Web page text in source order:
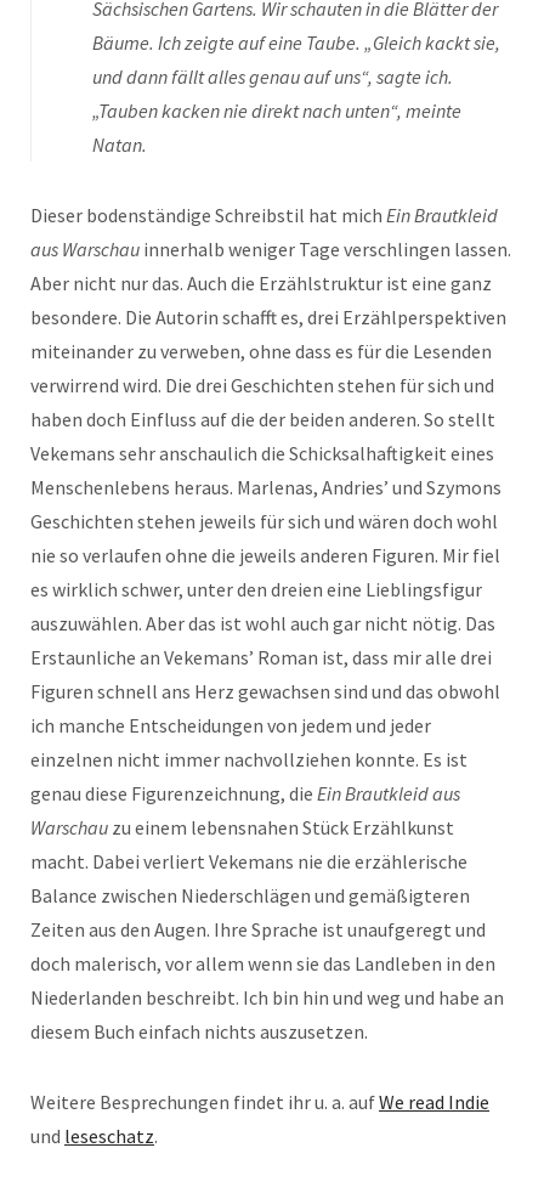
Sächsischen Gartens. Wir schauten in die Blätter der
Bäume. Ich zeigte auf eine Taube. „Gleich kackt sie,
und dann fällt alles genau auf uns“, sagte ich.
„Tauben kacken nie direkt nach unten“, meinte
Natan.
Dieser bodenständige Schreibstil hat mich Ein Brautkleid
aus Warschau innerhalb weniger Tage verschlingen lassen.
Aber nicht nur das. Auch die Erzählstruktur ist eine ganz
besondere. Die Autorin schafft es, drei Erzählperspektiven
miteinander zu verweben, ohne dass es für die Lesenden
verwirrend wird. Die drei Geschichten stehen für sich und
haben doch Einfluss auf die der beiden anderen. So stellt
Vekemans sehr anschaulich die Schicksalhaftigkeit eines
Menschenlebens heraus. Marlenas, Andries’ und Szymons
Geschichten stehen jeweils für sich und wären doch wohl
nie so verlaufen ohne die jeweils anderen Figuren. Mir fiel
es wirklich schwer, unter den dreien eine Lieblingsfigur
auszuwählen. Aber das ist wohl auch gar nicht nötig. Das
Erstaunliche an Vekemans’ Roman ist, dass mir alle drei
Figuren schnell ans Herz gewachsen sind und das obwohl
ich manche Entscheidungen von jedem und jeder
einzelnen nicht immer nachvollziehen konnte. Es ist
genau diese Figurenzeichnung, die Ein Brautkleid aus
Warschau zu einem lebensnahen Stück Erzählkunst
macht. Dabei verliert Vekemans nie die erzählerische
Balance zwischen Niederschlägen und gemäßigteren
Zeiten aus den Augen. Ihre Sprache ist unaufgeregt und
doch malerisch, vor allem wenn sie das Landleben in den
Niederlanden beschreibt. Ich bin hin und weg und habe an
diesem Buch einfach nichts auszusetzen.
Weitere Besprechungen findet ihr u. a. aufWe read Indie
und leseschatz.